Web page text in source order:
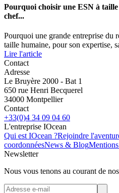
Pourquoi choisir une ESN à
chef...
Pourquoi une grande entreprise du
taille humaine, pour son expertise,
Lire l'article
Contact
Adresse
Le Bruyère 2000 - Bat 1
650 rue Henri Becquerel
34000 Montpellier
Contact
+33(0)4 34 09 04 60
L'entreprise IOcean
Qui est IOcean ?Rejoindre
coordonnéesNews & Blog
Newsletter
Nous vous tenons au courant de